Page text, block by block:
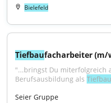
Bielefeld
Tiefbaufacharbeiter (m/
"...bringst Du miterfolgreich
Berufsausbildung als
Seier Gruppe